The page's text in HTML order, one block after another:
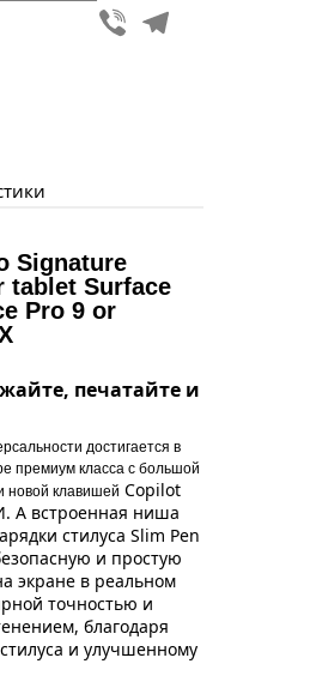
Viber
печатайте и
достигается в
премиум класса с большой
новой клавишей Copilot
А встроенная ниша
стилуса Slim Pen
и простую
экране в реальном
точностью и
благодаря
и улучшенному